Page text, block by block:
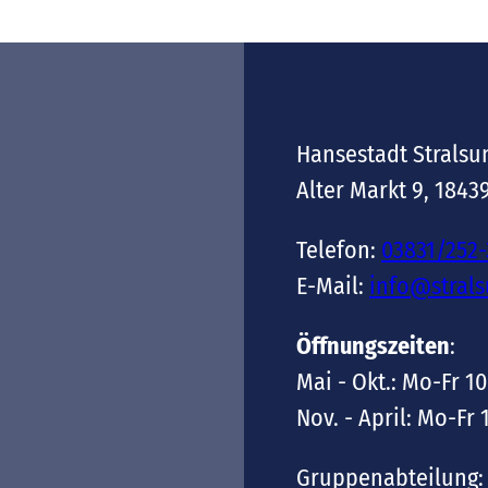
Hansestadt
Alter Markt 9,
Telefon: 03831/
E-Mail:
Öffnungszeiten:
Mai - Okt.: Mo-Fr
Nov. - April: Mo-Fr
Gruppenabteilung: